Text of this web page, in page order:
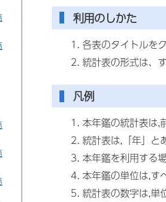
利用のしかた
各表のタイトルを
統計表の形式は、
凡例
本年鑑の統計表は,
統計表は,「年」と
本年鑑を利用する
本年鑑の単位は,す
統計表の数字は,単